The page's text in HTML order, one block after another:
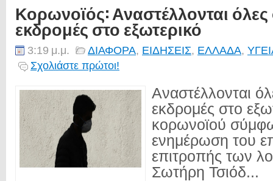
Κορωνοϊός: Αναστέλλονται όλες
εκδρομές στο εξωτερικό
3:19 μ.μ. ΔΙΑΦΟΡΑ, ΕΙΔΗΣΕΙΣ, ΕΛΛΑΔΑ,
Σχολιάστε πρώτοι!
Αναστέλλονται
εκδρομές στο
κορωνοϊού
ενημέρωση του
επιτροπής των
Σωτήρη Τσιόδ...